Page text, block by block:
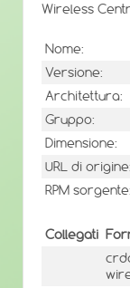
Wireless
Nome:
Versione:
Architettura:
Gruppo:
Dimensione:
URL di origine:
RPM sorgente:
Collegati